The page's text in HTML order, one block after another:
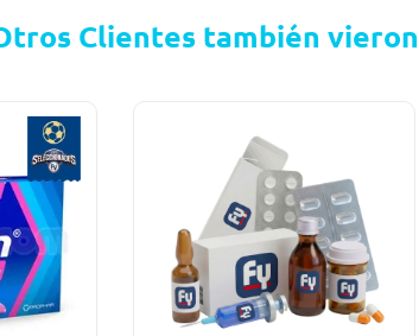
Clientes también vieron